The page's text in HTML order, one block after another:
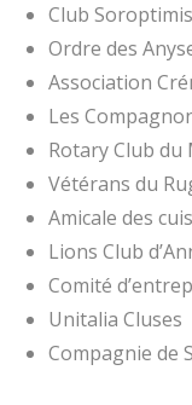
Club
Ordre des
Association
Les
Rotary Club du
Vétérans du
Amicale des
Lions Club
Comité
Unitalia Cluses
Compagnie de